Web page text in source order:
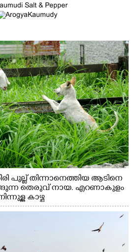
പുല്ല് തിന്നാനെത്തിയ ആടിനെ
തെരുവ് നായ. എറണാകുളം
കാഴ്ച